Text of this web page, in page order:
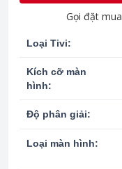
Gọi đặt mua
Loại Tivi:
Kích cỡ màn
hình:
Độ phân giải:
Loại màn hình: